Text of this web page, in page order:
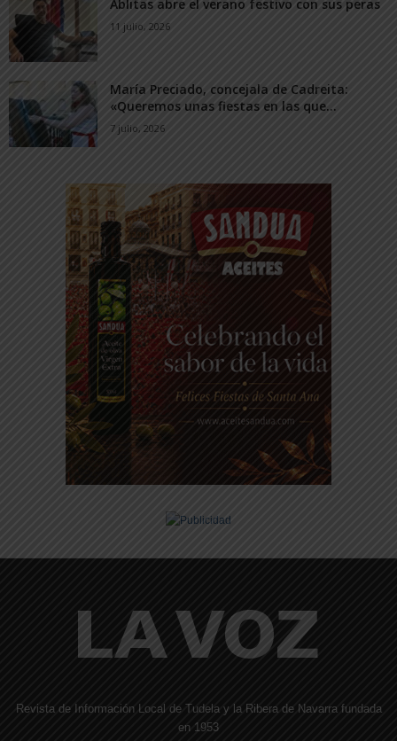
Ablitas abre el verano festivo con sus peras
11 julio, 2026
María Preciado, concejala de Cadreita:
«Queremos unas fiestas en las que...
7 julio, 2026
Revista de Información Local de Tudela y la Ribera de Navarra fundada
en 1953